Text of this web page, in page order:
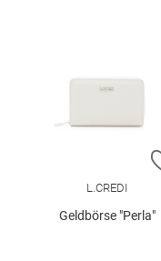
L.CREDI
Geldbörse "Perla"